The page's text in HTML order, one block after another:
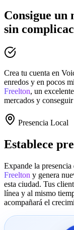
Consigue un
sin
Crea tu cuenta en
enredos y en pocos
Freelton, un
mercados y
Presencia Local
Establece
Expande la
Freelton y genera
esta ciudad. Tus
línea y al mismo
acompañará el